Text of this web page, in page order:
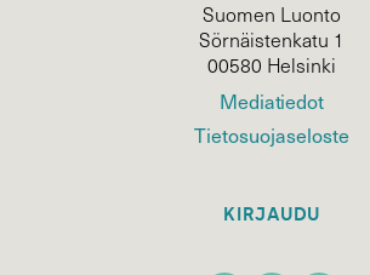
Suomen Luonto
Sörnäistenkatu 1
00580 Helsinki
Mediatiedot
Tietosuojaseloste
KIRJAUDU